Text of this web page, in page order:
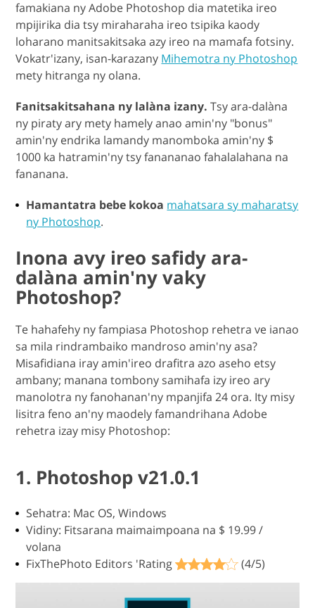
famakiana ny Adobe Photoshop dia matetika ireo
mpijirika dia tsy miraharaha ireo tsipika kaody
loharano manitsakitsaka azy ireo na mamafa fotsiny.
Vokatr'izany, isan-karazany Mihemotra ny Photoshop
mety hitranga ny olana.
Fanitsakitsahana ny lalàna izany. Tsy ara-dalàna
ny piraty ary mety hamely anao amin'ny "bonus"
amin'ny endrika lamandy manomboka amin'ny $
1000 ka hatramin'ny tsy fanananao fahalalahana na
fananana.
Hamantatra bebe kokoa mahatsara sy maharatsy
ny Photoshop.
Inona avy ireo safidy ara-
dalàna amin'ny vaky
Photoshop?
Te hahafehy ny fampiasa Photoshop rehetra ve ianao
sa mila rindrambaiko mandroso amin'ny asa?
Misafidiana iray amin'ireo drafitra azo aseho etsy
ambany; manana tombony samihafa izy ireo ary
manolotra ny fanohanan'ny mpanjifa 24 ora. Ity misy
lisitra feno an'ny maodely famandrihana Adobe
rehetra izay misy Photoshop:
1. Photoshop v21.0.1
Sehatra: Mac OS, Windows
Vidiny: Fitsarana maimaimpoana na $ 19.99 /
volana
FixThePhoto Editors 'Rating
(4/5)